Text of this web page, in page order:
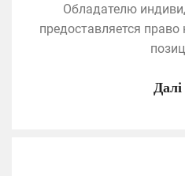
Обладателю
предоставляется
Далі